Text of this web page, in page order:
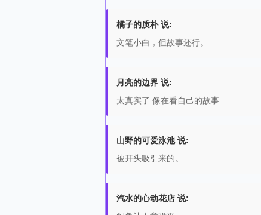
橘子的质朴 说:
文笔小白，但故事还行。
月亮的边界 说:
太真实了 像在看自己的故事
山野的可爱泳池 说:
被开头吸引来的。
汽水的心动花店 说: